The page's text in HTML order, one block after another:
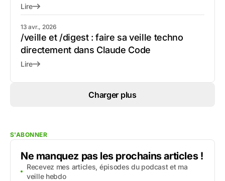
Lire
13 avr., 2026
/veille et /digest : faire sa veille techno
directement dans Claude Code
Lire
Charger plus
S'ABONNER
Ne manquez pas les prochains articles !
Recevez mes articles, épisodes du podcast et ma
veille hebdo